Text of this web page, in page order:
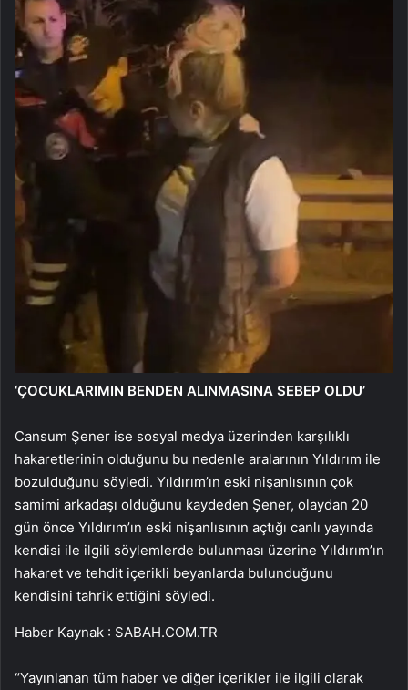
‘ÇOCUKLARIMIN BENDEN ALINMASINA SEBEP OLDU’
Cansum Şener ise sosyal medya üzerinden karşılıklı
hakaretlerinin olduğunu bu nedenle aralarının Yıldırım ile
bozulduğunu söyledi. Yıldırım’ın eski nişanlısının çok
samimi arkadaşı olduğunu kaydeden Şener, olaydan 20
gün önce Yıldırım’ın eski nişanlısının açtığı canlı yayında
kendisi ile ilgili söylemlerde bulunması üzerine Yıldırım’ın
hakaret ve tehdit içerikli beyanlarda bulunduğunu
kendisini tahrik ettiğini söyledi.
Haber Kaynak : SABAH.COM.TR
“Yayınlanan tüm haber ve diğer içerikler ile ilgili olarak